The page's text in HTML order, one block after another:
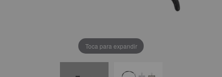
Toca para expandir